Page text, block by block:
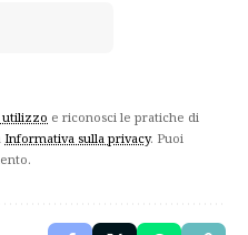
utilizzo e riconosci le pratiche di
Informativa sulla privacy. Puoi